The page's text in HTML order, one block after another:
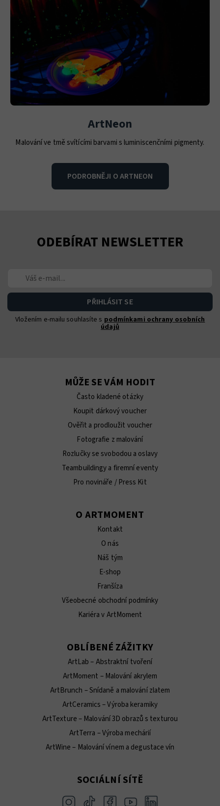
ArtNeon
Malování ve tmě svítícími barvami s luminiscenčními pigmenty.
PODROBNĚJI O ARTNEON
ODEBÍRAT NEWSLETTER
Vložením e-mailu souhlasíte s podmínkami ochrany osobních
údajů
MŮŽE SE VÁM HODIT
Často kladené otázky
Koupit dárkový voucher
Ověřit a prodloužit voucher
Fotografie z malování
Rozlučky se svobodou a oslavy
Teambuildingy a firemní eventy
Pro novináře / Press Kit
O ARTMOMENT
Kontakt
O nás
Náš tým
E-shop
Franšíza
Všeobecné obchodní podmínky
Kariéra v ArtMoment
OBLÍBENÉ ZÁŽITKY
ArtLab – Abstraktní tvoření
ArtMoment – Malování akrylem
ArtBrunch – Snídaně a malování zlatem
ArtCeramics – Výroba keramiky
ArtTexture – Malování 3D obrazů s texturou
ArtTerra – Výroba mechárií
ArtWine – Malování vínem a degustace vín
SOCIÁLNÍ SÍTĚ